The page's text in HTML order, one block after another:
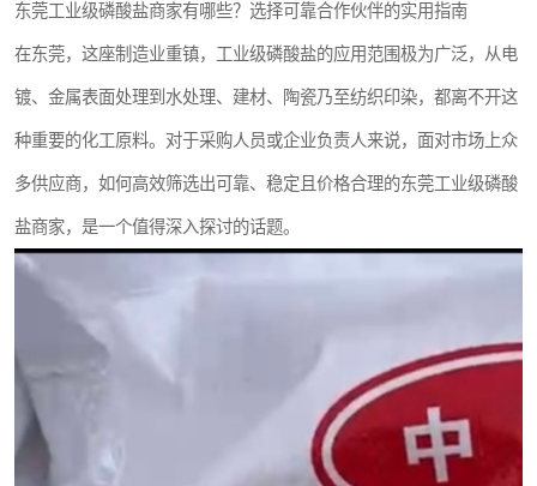
东莞工业级磷酸盐商家有哪些？选择可靠合作伙伴的实用指南
在东莞，这座制造业重镇，工业级磷酸盐的应用范围极为广泛，从电
镀、金属表面处理到水处理、建材、陶瓷乃至纺织印染，都离不开这
种重要的化工原料。对于采购人员或企业负责人来说，面对市场上众
多供应商，如何高效筛选出可靠、稳定且价格合理的东莞工业级磷酸
盐商家，是一个值得深入探讨的话题。
氯酸钠
磷酸氢二钾
聚合硫酸铁
大苏打